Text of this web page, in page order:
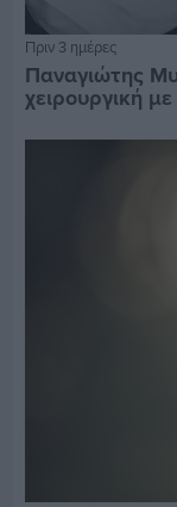
Πριν 3 ημέρες
Παναγιώτης
χειρουργική